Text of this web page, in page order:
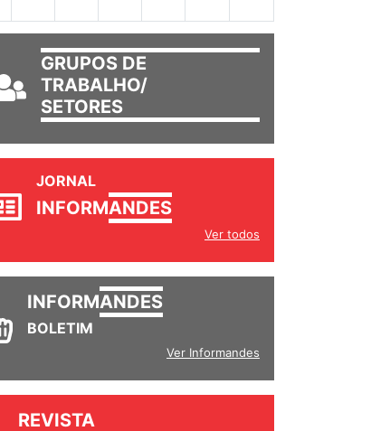
GRUPOS DE
TRABALHO/
SETORES
JORNAL
INFORMANDES
Ver todos
INFORMANDES
BOLETIM
Ver Informandes
REVISTA